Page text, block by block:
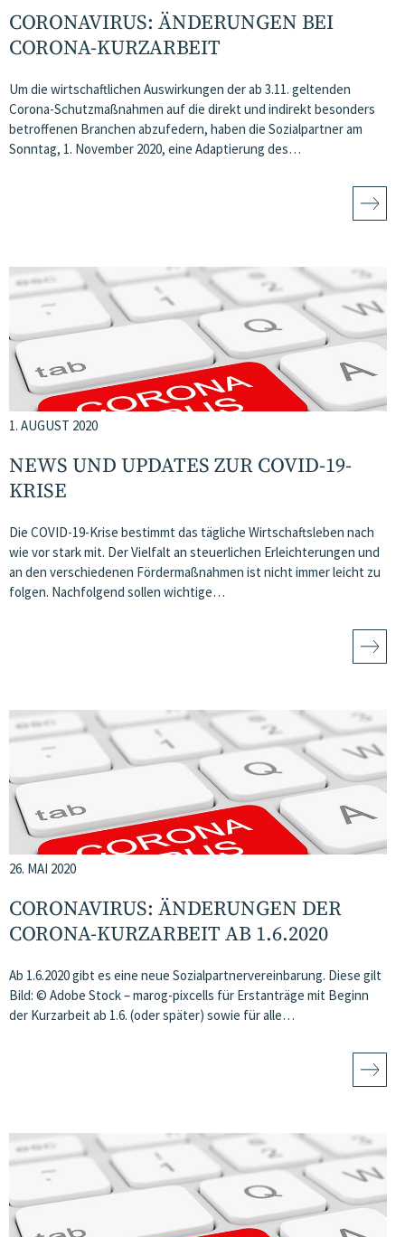
CORONAVIRUS: ÄNDERUNGEN BEI
CORONA-KURZARBEIT
Um die wirtschaftlichen Auswirkungen der ab 3.11. geltenden
Corona-Schutzmaßnahmen auf die direkt und indirekt besonders
betroffenen Branchen abzufedern, haben die Sozialpartner am
Sonntag, 1. November 2020, eine Adaptierung des…
1. AUGUST 2020
NEWS UND UPDATES ZUR COVID-19-
KRISE
Die COVID-19-Krise bestimmt das tägliche Wirtschaftsleben nach
wie vor stark mit. Der Vielfalt an steuerlichen Erleichterungen und
an den verschiedenen Fördermaßnahmen ist nicht immer leicht zu
folgen. Nachfolgend sollen wichtige…
26. MAI 2020
CORONAVIRUS: ÄNDERUNGEN DER
CORONA-KURZARBEIT AB 1.6.2020
Ab 1.6.2020 gibt es eine neue Sozialpartnervereinbarung. Diese gilt
Bild: © Adobe Stock – marog-pixcells für Erstanträge mit Beginn
der Kurzarbeit ab 1.6. (oder später) sowie für alle…